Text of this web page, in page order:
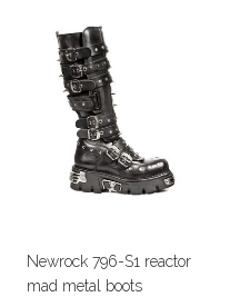
Newrock 796-S1 reactor
mad metal boots